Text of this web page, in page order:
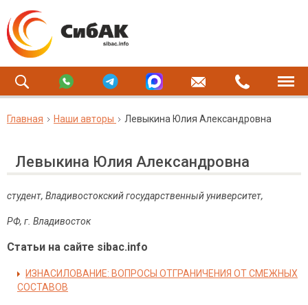
Главная Наши авторы Левыкина Юлия Александровна
Левыкина Юлия Александровна
студент, Владивостокский государственный университет,
РФ, г. Владивосток
Статьи на сайте sibac.info
ИЗНАСИЛОВАНИЕ: ВОПРОСЫ ОТГРАНИЧЕНИЯ ОТ СМЕЖНЫХ
СОСТАВОВ